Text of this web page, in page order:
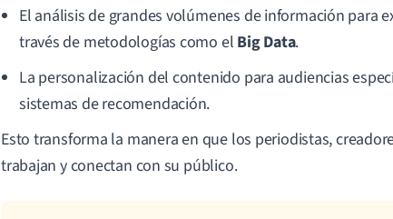
El análisis de grandes volúmenes de información para
través de metodologías como el Big Data.
La personalización del contenido para audiencias
sistemas de recomendación.
Esto transforma la manera en que los periodistas,
trabajan y conectan con su público.